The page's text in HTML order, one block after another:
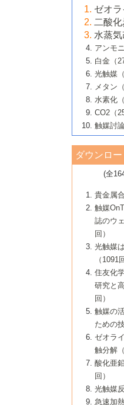
大学：オンラ
6号 メタン転
B号 第125回
院大学）
5号 固体触媒
換の最前線
6号 貴金属使
ガス浄化触媒
B号 第123回
B号 第121回
大学）
5号 水素のふ
研究
6号 低級アル
媒技術
B号 第119回
大学東京）
媒技術
3号 触媒研究
者たち～（1）
4号 触媒研究
者たち～（2）
5号 触媒研究
者たち～（3）
6号 イオニク
の最新の研究
B号 第117回触
立大学）
2号 石油精製
3号 固体酸化
るアノード触
4号 コアシェ
5号 工業触媒
進歩
6号 ナノシート
B号 第115回
2号 光触媒反
向
開発動向
4号 人工光合
5号 未利用熱
する触媒技術
6号 ポリオキソ
B号 第113回触
ールホテル豊
1号 高耐久性
ける新展開
2号 リビング
3号 天然ガス
媒技術
4号 貴金属触
5号 バイオマ
6号 ナノ空間─
B号 第111回触
▼54巻（2012
1号 規則性多
の進歩
2号 第109回触
3号 貴金属低
4号 貴金属代
5号 光触媒に
6号 グラフェン
7号 水素を利
▼53巻（2011
1号 金属学か
2号 第107回触
3号 触媒のそ
4号 触媒のそ
5号 不活性結
合成
6号 新しい固
7号 ゼオライ
▼52巻（2010
1号 触媒の劣
2号 第105回触
3号 ナノ構造
4号 活性サイ
計による触媒
5号 触媒を有
7号 有機分子
8号 高機能化
触媒の最近の
1号 炭素材料
2号 第103回触
3号 環境浄化
4号 水素社会
蔵技術の進歩
5号 CO2が関
7号 持続可能
触媒関連技術
▼50巻（2008
1号 触媒化学
そして未来
2号 第101回触
4号 錯体を利
構築と機能
5号 若手会員
企業編
6号 第102回触
7号 触媒・化
8号 若手研究
2：大学・研究
▼49巻（2007
1号 含フッ素
2号 第99回触
3号 実用的ファ
を実現する触媒
5号 こんな物
の可能性―
7号 『結晶の
8号 イオン液体
▼48巻（2006
1号 固体酸触
2号 第97回触
3号 リビング
5号 水素製造
しい展開
6号 第98回触媒
7号 基礎化学
8号 多機能型リ
1号 最近の触媒
2号 第95回触
4号 水分解用
5号 時間分解
6号 第96回触媒
8号 超臨界流
▼46巻（2004
1号 部分酸化
2号 第93回触媒
3号 特殊エネ
4号 生体内に
5号 ファイン
6号 第94回触
7号 サブナノ
8号 オレフィ
▼45巻（2003
1号 なぜこの
2号 第91回触
3号 最近の自
4号 触媒研究
5号 基礎化学
6号 第92回触
7号 基礎化学
8号 資源の循環
▼44巻（2002
1号 高次制御
2号 第89回触媒
3号 触媒を利
4号 ナノ材料
5号 こんな触
6号 第90回触
7号 触媒研究
8号 若い世代
▼43巻（2001
1号 グリーン
2号 第87回触
3号 生体触媒
4号 水素製造
5号 触媒研究
ビナトリアル
6号 第88回触
7号 企業にお
8号 この材料
▼42巻（2000
1号 触媒反応
2号 第85回触媒
3号 反応ダイ
5号 触媒のお
6号 第86回触
7号 水素化精
8号 新しい反
クラスタ-化学
▼41巻（1999
1号 孔、穴、
2号 第83回触
3号 均一系触媒
4号 実用炭素
5号 研究の方
7号 機能性金
8号 触媒研究
▼40巻（1998
進展と21世紀
媒学会この10
2号 第81回触
3号 計算機触
4号 触媒劣化
5号 最新の実
6号 第82回触
1号 均一系と
接点
2号 第79回触
3号 最新NO除
4号 新しい反
5号 反応・分
6号 第80回触
▼38巻（1996
1号 触媒の構
する21世紀への
3号 オリンピ
な触媒作用を示
4号 触媒作用
▼37巻（1995
1号 ファイン
2号 第75回触
3号 希土類を
4号 触媒とリサ
5号 エネルギー
▼36巻（1994
1号 電気化学
2号 第73回触
3号 C4化学の展
4号 《通常号》
▼35巻（1993
1号 工業触媒
業化まで
2号 第71回触媒
▼34巻（1992
1号 インパク
2号 第69回触
▼33巻（1991
1号 触媒プロ
▼32巻（1990
ゼオラ
二酸化
水蒸気
アンモ
白金（
光触媒
メタン
水素化
CO2（
触媒討
ダウンロ
(全
貴金属
触媒
誌のウ
回）
光触媒
（1091
住友化
研究と
回）
触媒の
ための
ゼオラ
触分解
酸化亜
回）
光触媒
急速加